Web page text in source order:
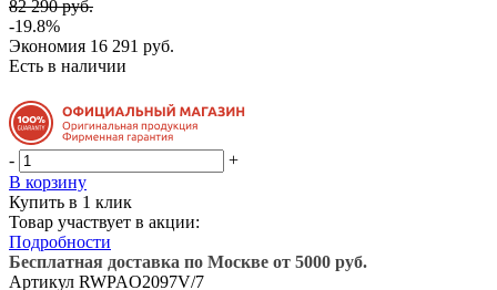
82 290 руб.
-19.8%
Экономия 16 291 руб.
Есть в наличии
-
+
В корзину
Купить в 1 клик
Товар участвует в акции:
Подробности
Бесплатная доставка по Москве от 5000 руб.
Артикул RWPAO2097V/7